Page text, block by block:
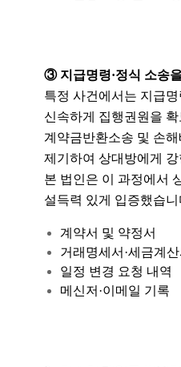
③ 지급명령·정식 소송
특정 사건에서는 지급
신속하게 집행권원을
계약금반환소송 및 손
제기하여 상대방에게
본 법인은 이 과정에서
설득력 있게 입증했습니
계약서 및 약정서
거래명세서·세금계산
일정 변경 요청 내역
메신저·이메일 기록